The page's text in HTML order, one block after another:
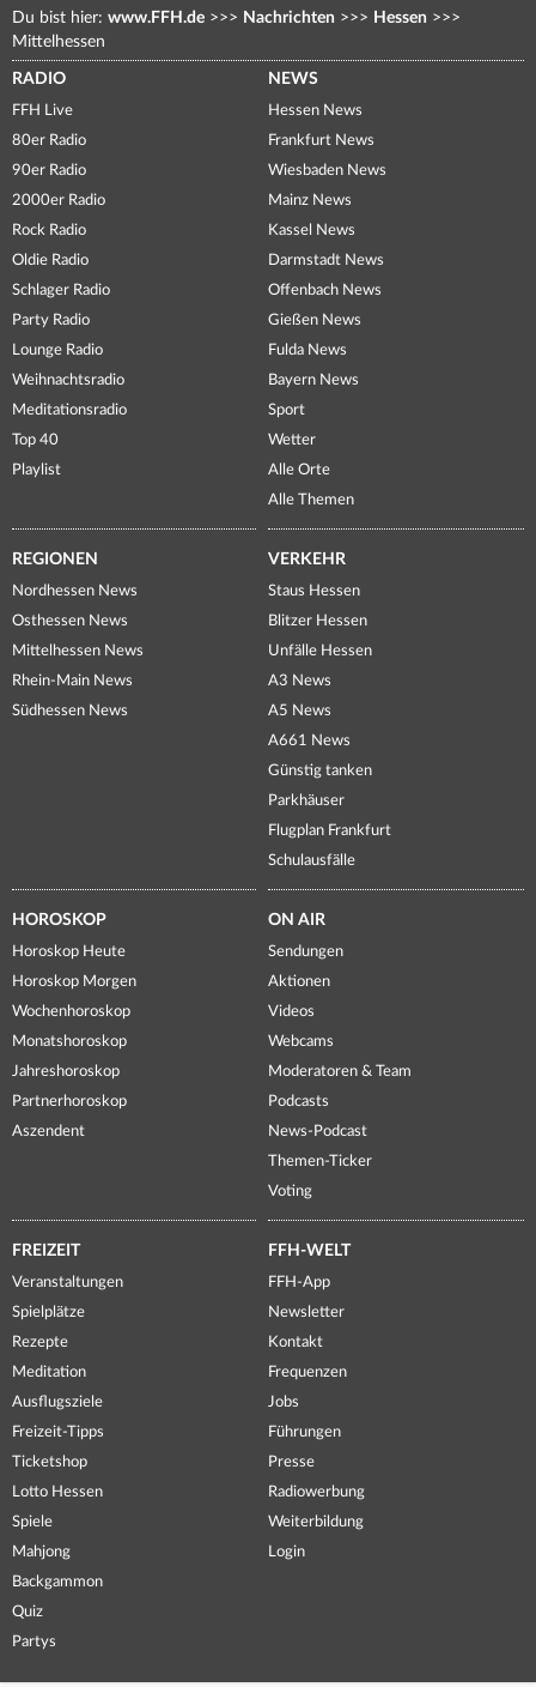
Du bist hier: www.FFH.de >>> Nachrichten >>> Hessen >>>
Mittelhessen
RADIO
FFH Live
80er Radio
90er Radio
2000er Radio
Rock Radio
Oldie Radio
Schlager Radio
Party Radio
Lounge Radio
Weihnachtsradio
Meditationsradio
Top 40
Playlist
NEWS
Hessen News
Frankfurt News
Wiesbaden News
Mainz News
Kassel News
Darmstadt News
Offenbach News
Gießen News
Fulda News
Bayern News
Sport
Wetter
Alle Orte
Alle Themen
REGIONEN
Nordhessen News
Osthessen News
Mittelhessen News
Rhein-Main News
Südhessen News
VERKEHR
Staus Hessen
Blitzer Hessen
Unfälle Hessen
A3 News
A5 News
A661 News
Günstig tanken
Parkhäuser
Flugplan Frankfurt
Schulausfälle
HOROSKOP
Horoskop Heute
Horoskop Morgen
Wochenhoroskop
Monatshoroskop
Jahreshoroskop
Partnerhoroskop
Aszendent
ON AIR
Sendungen
Aktionen
Videos
Webcams
Moderatoren & Team
Podcasts
News-Podcast
Themen-Ticker
Voting
FREIZEIT
Veranstaltungen
Spielplätze
Rezepte
Meditation
Ausflugsziele
Freizeit-Tipps
Ticketshop
Lotto Hessen
Spiele
Mahjong
Backgammon
Quiz
Partys
FFH-WELT
FFH-App
Newsletter
Kontakt
Frequenzen
Jobs
Führungen
Presse
Radiowerbung
Weiterbildung
Login